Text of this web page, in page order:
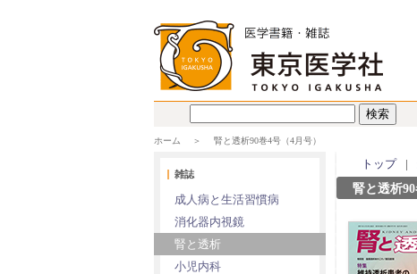
ホーム 腎と透析90巻4号（4月号）
雑誌
成人病と生活習慣病
消化器内視鏡
腎と透析
小児内科
トップ |
腎と透析90